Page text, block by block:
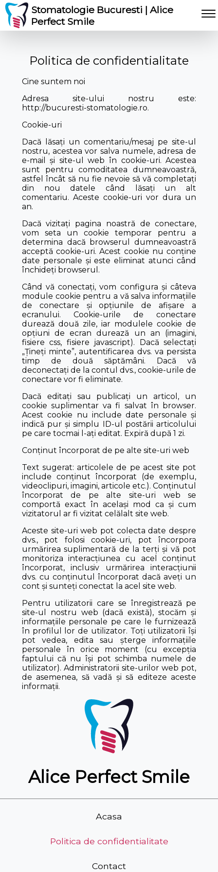
Stomatologie Bucuresti | Alice
Perfect Smile
Politica de confidentialitate
Cine suntem noi
Adresa site-ului nostru este:
http://bucuresti-stomatologie.ro.
Cookie-uri
Dacă lăsați un comentariu/mesaj pe site-ul
nostru, acestea vor salva numele, adresa de
e-mail și site-ul web în cookie-uri. Acestea
sunt pentru comoditatea dumneavoastră,
astfel încât să nu fie nevoie să vă completați
din nou datele când lăsați un alt
comentariu. Aceste cookie-uri vor dura un
an.
Dacă vizitați pagina noastră de conectare,
vom seta un cookie temporar pentru a
determina dacă browserul dumneavoastră
acceptă cookie-uri. Acest cookie nu conține
date personale și este eliminat atunci când
închideți browserul.
Când vă conectați, vom configura și câteva
module cookie pentru a vă salva informațiile
de conectare și opțiunile de afișare a
ecranului. Cookie-urile de conectare
durează două zile, iar modulele cookie de
opțiuni de ecran durează un an (imagini,
fisiere css, fisiere javascript). Dacă selectați
„Țineți minte”, autentificarea dvs. va persista
timp de două săptămâni. Dacă vă
deconectați de la contul dvs., cookie-urile de
conectare vor fi eliminate.
Dacă editați sau publicați un articol, un
cookie suplimentar va fi salvat în browser.
Acest cookie nu include date personale și
indică pur și simplu ID-ul postării articolului
pe care tocmai l-ați editat. Expiră după 1 zi.
Conținut încorporat de pe alte site-uri web
Text sugerat: articolele de pe acest site pot
include conținut încorporat (de exemplu,
videoclipuri, imagini, articole etc.). Conținutul
încorporat de pe alte site-uri web se
comportă exact în același mod ca și cum
vizitatorul ar fi vizitat celălalt site web.
Aceste site-uri web pot colecta date despre
dvs., pot folosi cookie-uri, pot încorpora
urmărirea suplimentară de la terți și vă pot
monitoriza interacțiunea cu acel conținut
încorporat, inclusiv urmărirea interacțiunii
dvs. cu conținutul încorporat dacă aveți un
cont și sunteți conectat la acel site web.
Pentru utilizatorii care se înregistrează pe
site-ul nostru web (dacă există), stocăm și
informațiile personale pe care le furnizează
în profilul lor de utilizator. Toți utilizatorii își
pot vedea, edita sau șterge informațiile
personale în orice moment (cu excepția
faptului că nu își pot schimba numele de
utilizator). Administratorii site-urilor web pot,
de asemenea, să vadă și să editeze aceste
informații.
Alice Perfect Smile
Acasa
Politica de confidentialitate
Contact